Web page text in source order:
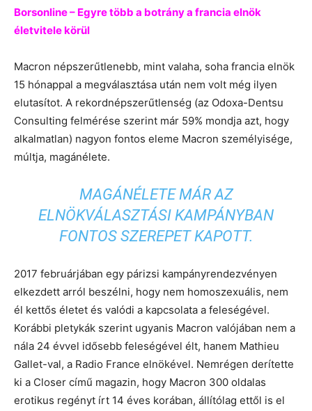
Borsonline – Egyre több a botrány a francia elnök
életvitele körül
Macron népszerűtlenebb, mint valaha, soha francia elnök
15 hónappal a megválasztása után nem volt még ilyen
elutasítot. A rekordnépszerűtlenség (az Odoxa-Dentsu
Consulting felmérése szerint már 59% mondja azt, hogy
alkalmatlan) nagyon fontos eleme Macron személyisége,
múltja, magánélete.
MAGÁNÉLETE MÁR AZ
ELNÖKVÁLASZTÁSI KAMPÁNYBAN
FONTOS SZEREPET KAPOTT.
2017 februárjában egy párizsi kampányrendezvényen
elkezdett arról beszélni, hogy nem homoszexuális, nem
él kettős életet és valódi a kapcsolata a feleségével.
Korábbi pletykák szerint ugyanis Macron valójában nem a
nála 24 évvel idősebb feleségével élt, hanem Mathieu
Gallet-val, a Radio France elnökével. Nemrégen derítette
ki a Closer című magazin, hogy Macron 300 oldalas
erotikus regényt írt 14 éves korában, állítólag ettől is el